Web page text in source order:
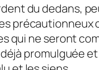
du dedans,
précautionneux
qui ne seront
promulguée